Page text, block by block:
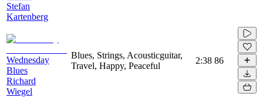
Stefan
Kartenberg
Wednesday
Blues
Richard
Wiegel
Blues, Strings, Acousticguitar,
Travel, Happy, Peaceful
2:38 86